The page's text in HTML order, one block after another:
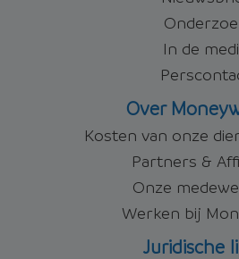
In de
Over
Kosten van onze
Partners &
Onze
Werken bij
Juridische